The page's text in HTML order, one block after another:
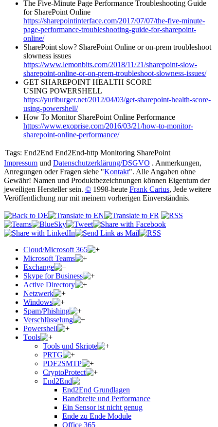
The Five-Minute Page Performance Troubleshooting Guide
for SharePoint Online
https://sharepointinterface.com/2017/07/07/the-five-minute-
page-performance-troubleshooting-guide-for-sharepoint-
online/
SharePoint slow? SharePoint Online or on-prem troubleshoot
slowness issues
https://www.lemonbits.com/2018/11/21/sharepoint-slow-
sharepoint-online-or-on-prem-troubleshoot-slowness-issues/
GET SHAREPOINT HEALTH SCORE
USING POWERSHELL
https://yuriburger.net/2012/04/03/get-sharepoint-health-score-
using-powershell/
How To Monitor SharePoint Online Performance
https://www.exoprise.com/2016/03/21/how-to-monitor-
sharepoint-online-performance/
Tags: End2End End2End-http Monitoring SharePoint
Impressum und Datenschutzerklärung/DSGVO . Anmerkungen,
Anregungen oder Fragen siehe "Kontakt". Alle Angaben ohne
Gewähr! Namen und Produktbezeichnungen können Eigentum der
jeweiligen Hersteller sein. © 1998-heute Frank Carius, Jede weitere
Veröffentlichung nur mit meinem vorherigen Einverständnis.
Cloud/Microsoft 365
Microsoft Teams
Exchange
Skype for Business
Active Directory
Netzwerk
Windows
Spam/Phishing
Verschlüsselung
Powershell
Tools
Tools und Skripte
PRTG
PDF2SMTP
CryptoProtect
End2End
End2End Grundlagen
Bandbreite und Performance
Ein Sensor ist nicht genug
Ende zu Ende Module
Office 365